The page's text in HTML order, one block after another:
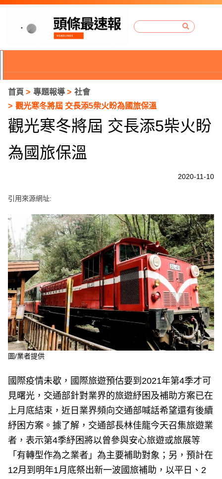
首頁 專題報導
社會
觀光寒冬將屆 交長添5柴火盼為國旅保溫
觀光寒冬將屆 交長添5柴火盼
為國旅保溫
2020-11-10
引用來源網址:
圖/業者提供
國際疫情未歇，國際旅遊預估要到2021年第4季才可
見曙光，交通部針對業界的旅遊紓困及補助方案已在
上月底結束，近日業界頻向交通部喊話希望還有後續
紓困方案。據了解，交通部長林佳龍今天召集旅遊業
者，表示第4季紓困將以曾參與安心旅遊或旅展等
「有轉型作為之業者」為主要補助對象；另，預計在
12月到明年1月底祭出新一波國旅補助，以平日、2